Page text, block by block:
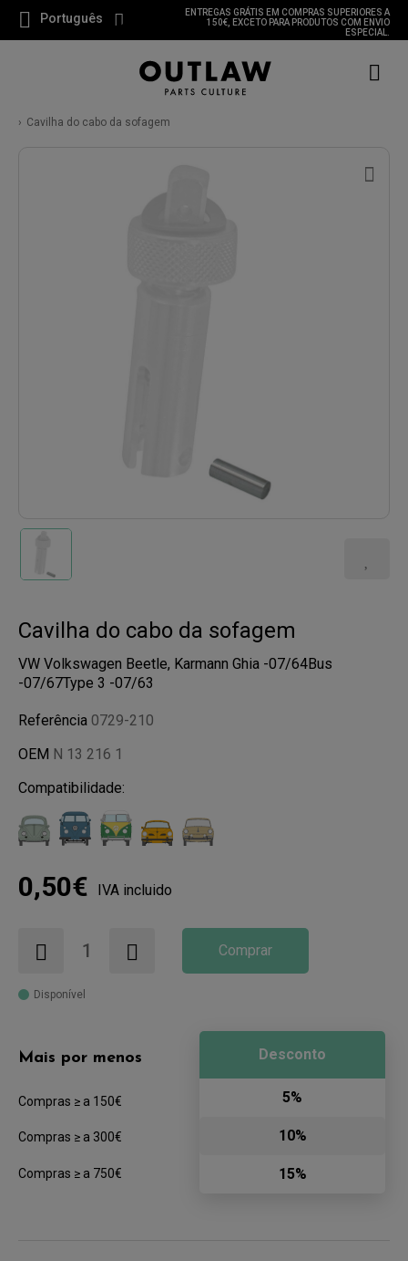
Português
ENTREGAS GRÁTIS EM COMPRAS SUPERIORES A
150€, EXCETO PARA PRODUTOS COM ENVIO
ESPECIAL.
Cavilha do cabo da sofagem
Cavilha do cabo da sofagem
VW Volkswagen Beetle, Karmann Ghia -07/64Bus
-07/67Type 3 -07/63
Referência 0729-210
OEM N 13 216 1
Compatibilidade:
0,50€ IVA incluido
Comprar
Disponível
Mais por menos
Compras ≥ a 150€
Compras ≥ a 300€
Compras ≥ a 750€
Desconto
5%
10%
15%